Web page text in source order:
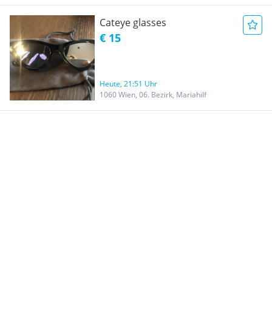
Cateye glasses
€ 15
Heute, 21:51 Uhr
1060 Wien, 06. Bezirk, Mariahilf